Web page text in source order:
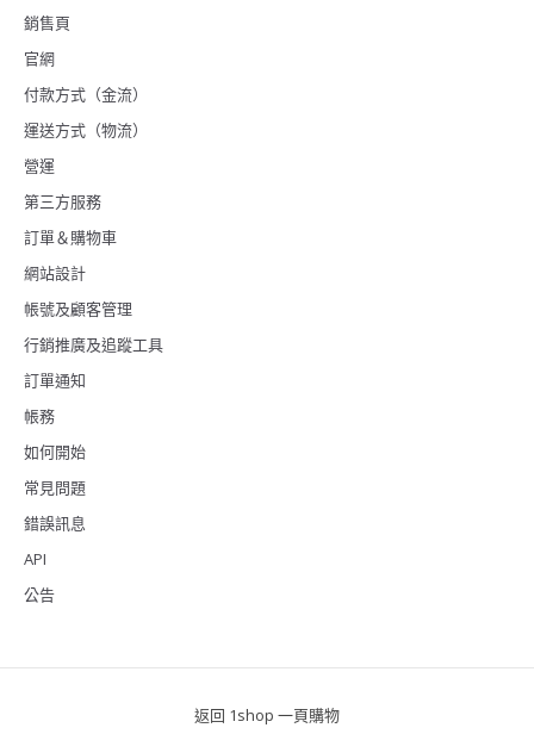
銷售頁
官網
付款方式（金流）
運送方式（物流）
營運
第三方服務
訂單＆購物車
網站設計
帳號及顧客管理
行銷推廣及追蹤工具
訂單通知
帳務
如何開始
常見問題
錯誤訊息
API
公告
返回 1shop 一頁購物